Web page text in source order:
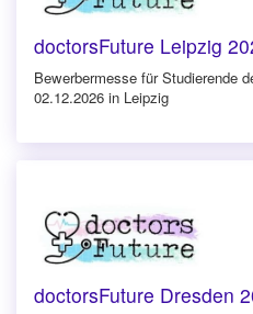
doctorsFuture Leipzig
Bewerbermesse für Studierende
02.12.2026 in Leipzig
doctorsFuture Dresden